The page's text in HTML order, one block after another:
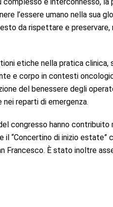
l’essere umano nella sua
da rispettare e
etiche nella pratica
e corpo in contesti
del benessere degli
reparti di emergenza.
congresso hanno
il “Concertino di inizio
Francesco. È stato inoltre